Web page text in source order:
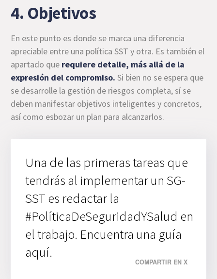
4. Objetivos
En este punto es donde se marca una diferencia
apreciable entre una política SST y otra. Es también el
apartado que requiere detalle, más allá de la
expresión del compromiso. Si bien no se espera que
se desarrolle la gestión de riesgos completa, sí se
deben manifestar objetivos inteligentes y concretos,
así como esbozar un plan para alcanzarlos.
Una de las primeras tareas que
tendrás al implementar un SG-
SST es redactar la
#PolíticaDeSeguridadYSalud en
el trabajo. Encuentra una guía
aquí.
COMPARTIR EN X